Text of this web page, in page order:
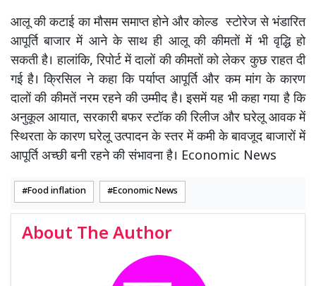
आलू की कटाई का मौसम समाप्त होने और कोल्ड स्टोरेज से भंडारित
आपूर्ति बाजार में आने के साथ ही आलू की कीमतों में भी वृद्धि हो
सकती है। हालांकि, रिपोर्ट में दालों की कीमतों को लेकर कुछ राहत दी
गई है। क्रिसिल ने कहा कि पर्याप्त आपूर्ति और कम मांग के कारण
दालों की कीमतें नरम रहने की उम्मीद है। इसमें यह भी कहा गया है कि
अनुकूल आयात, सरकारी बफर स्टॉक की रिलीज और घरेलू आवक में
स्थिरता के कारण घरेलू उत्पादन के स्तर में कमी के बावजूद बाजारों में
आपूर्ति अच्छी बनी रहने की संभावना है। Economic News
Food inflation Economic News
About The Author